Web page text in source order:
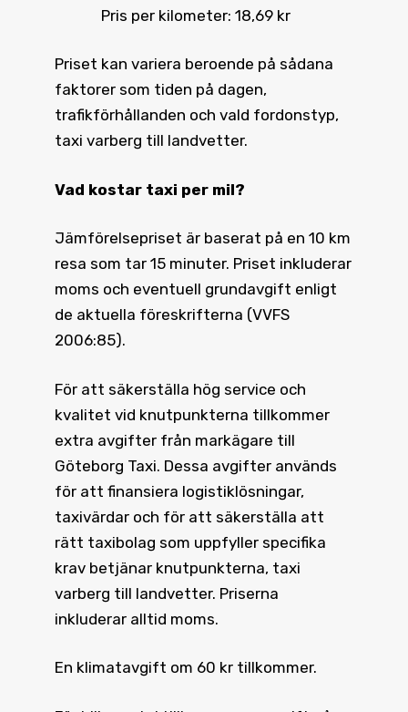
Pris per kilometer: 18,69 kr
Priset kan variera beroende på sådana
faktorer som tiden på dagen,
trafikförhållanden och vald fordonstyp,
taxi varberg till landvetter.
Vad kostar taxi per mil?
Jämförelsepriset är baserat på en 10 km
resa som tar 15 minuter. Priset inkluderar
moms och eventuell grundavgift enligt
de aktuella föreskrifterna (VVFS
2006:85).
För att säkerställa hög service och
kvalitet vid knutpunkterna tillkommer
extra avgifter från markägare till
Göteborg Taxi. Dessa avgifter används
för att finansiera logistiklösningar,
taxivärdar och för att säkerställa att
rätt taxibolag som uppfyller specifika
krav betjänar knutpunkterna, taxi
varberg till landvetter. Priserna
inkluderar alltid moms.
En klimatavgift om 60 kr tillkommer.